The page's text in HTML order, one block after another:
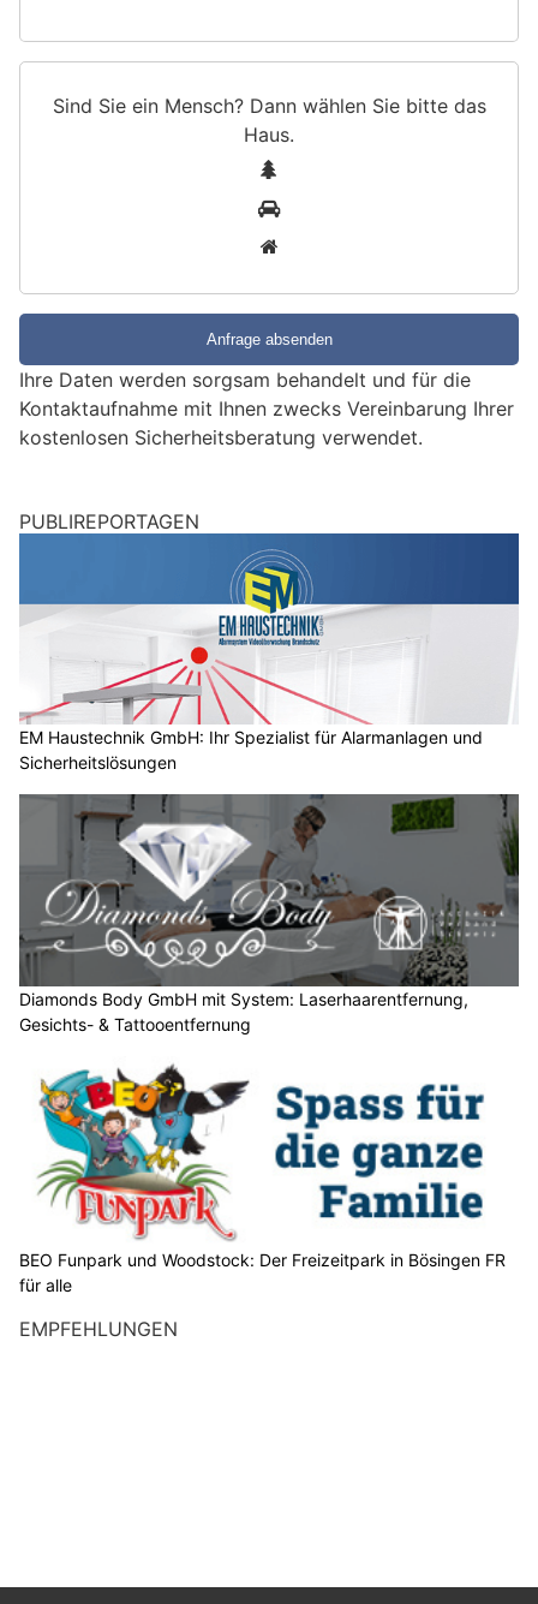
Sind Sie ein Mensch? Dann wählen Sie bitte das
Haus.
e
i
n
M
s
?
D
n
n
w
ä
n
S
e
b
t
t
e
d
a
H
a
s
Ihre Daten werden sorgsam behandelt und für die
Kontaktaufnahme mit Ihnen zwecks Vereinbarung Ihrer
kostenlosen Sicherheitsberatung verwendet.
EM Haustechnik GmbH: Ihr Spezialist für Alarmanlagen und
Sicherheitslösungen
Diamonds Body GmbH mit System: Laserhaarentfernung,
Gesichts- & Tattooentfernung
BEO Funpark und Woodstock: Der Freizeitpark in Bösingen FR
EMPFEHLUNGEN